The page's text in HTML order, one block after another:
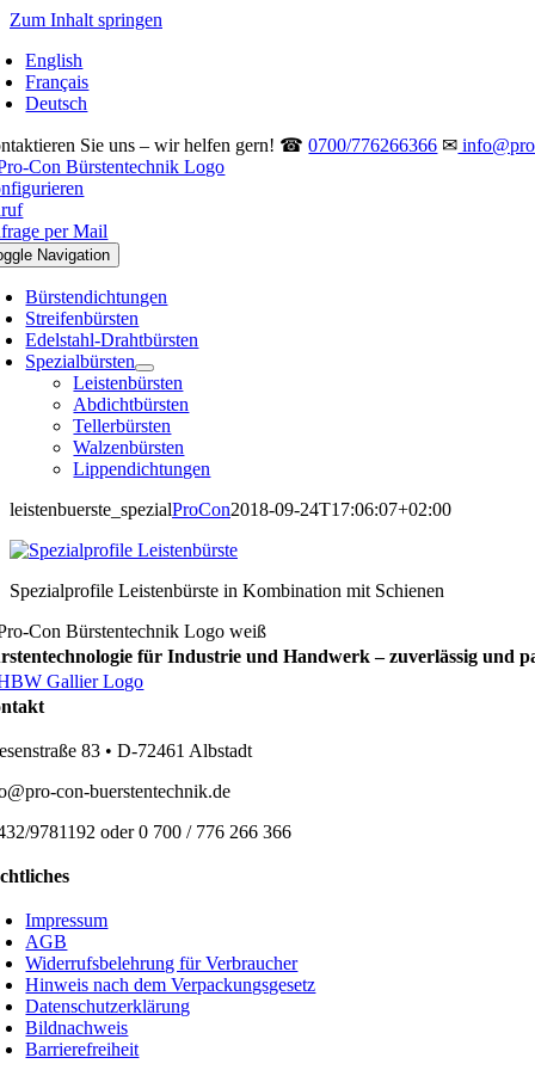
Zum Inhalt springen
English
Français
Deutsch
Sie uns – wir helfen gern! ☎0700/776266366 ✉
per Mail
Navigation
Bürstendichtungen
Streifenbürsten
Edelstahl-Drahtbürsten
Spezialbürsten
Leistenbürsten
Abdichtbürsten
Tellerbürsten
Walzenbürsten
Lippendichtungen
leistenbuerste_spezialProCon2018-09-24T17:06:07+02:00
Spezialprofile Leistenbürste in Kombination mit Schienen
für Industrie und Handwerk – zuverlässig und
83 • D-72461 Albstadt
con-buerstentechnik.de
9781192 oder 0 700 / 776 266 366
Impressum
AGB
Widerrufsbelehrung für Verbraucher
Hinweis nach dem Verpackungsgesetz
Datenschutzerklärung
Bildnachweis
Barrierefreiheit